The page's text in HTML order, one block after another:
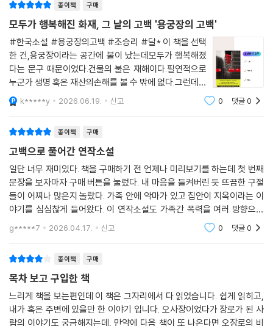
종이책 구매
모두가 행복해진 화재, 그 날의 고백 '용궁장의 고백'
#한국소설 #용궁장의고백 #조승리 #달* 이 책을 선택
한 건,용궁장이라는 공간에 불이 났는데모두가 행복해졌
다는 문구 때문이었다.건물의 불은 재해이다.필연적으로
누군가 생명 혹은 재산의손해를 볼 수 밖에 없다.그런데도
행복해졌다니.'용궁장의 고백'이라는 제목과이 이야기의
연결점을 찾지 못한 채책을 펼쳐들었다.* 이 이야기는 일
k*****y 2026.06.19. 신고 0 댓글0
종이책 구매
고백으로 풀어간 연작소설
일단 너무 재미있다. 책을 구매하기 전 언제나 미리보기를 하는데 첫 번째
문장을 보자마자 구매 버튼을 눌렀다. 내 마음을 들켜버린 듯 뜨끔한 구절
들이 어찌나 많은지 놀랐다. 가족 안에 악마가 있고 집안이 지옥이라는 이
야기를 심심찮게 들어왔다. 이 연작소설도 가족간 폭력을 여러 방향으로
보여주며 가해자와 피해자가 어떻게 엇갈리는지, 하나의 폭력이 어떻게 또
다른 폭력으로
g*****7 2026.04.17. 신고 0 댓글0
종이책 구매
목차 보고 구입한 책
느리게 책을 보는편인데 이 책은 그자리에서 다 읽었습니다. 쉽게 읽히고,
내가 혹은 주변에 있을만 한 이야기 입니다. 오사장이었다가 장로가 된 사
람의 이야기도 궁금해지는데, 만약에 다음 책이 또 나온다면 오장로의 비